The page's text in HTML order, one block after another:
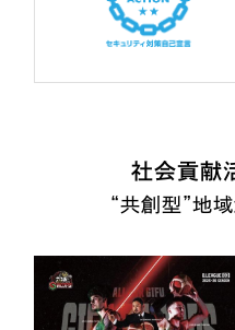
社会貢献
“共創型”地域